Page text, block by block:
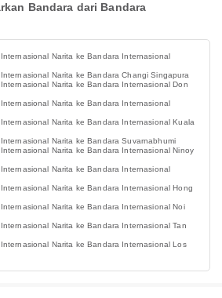
Bandara dari Bandara
Narita ke Bandara Internasional
Narita ke Bandara Changi Singapura
Narita ke Bandara Internasional Don
Narita ke Bandara Internasional
Narita ke Bandara Internasional Kuala
Narita ke Bandara Suvarnabhumi
Narita ke Bandara Internasional Ninoy
Narita ke Bandara Internasional
Narita ke Bandara Internasional Hong
Narita ke Bandara Internasional Noi
Narita ke Bandara Internasional Tan
Narita ke Bandara Internasional Los